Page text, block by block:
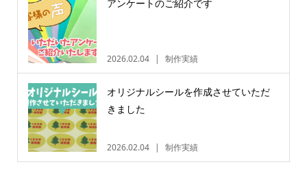
アンケートのご紹介です
2026.02.04 制作実績
オリジナルシールを作成させていただ
きました
2026.02.04 制作実績